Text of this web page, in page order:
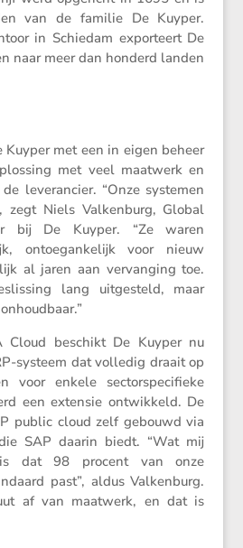
van de familie De Kuyper.
in Schiedam expor­teert De
naar meer dan honderd landen
Kuyper met een in eigen beheer
met veel maatwerk en
leveran­cier. “Onze systemen
zegt Niels Valken­burg, Global
bij De Kuyper. “Ze waren
ontoe­gan­ke­lijk voor nieuw
al jaren aan vervan­ging toe.
lang uitge­steld, maar
Cloud beschikt De Kuyper nu
systeem dat volledig draait op
voor enkele sector­spe­ci­fieke
een extensie ontwik­keld. De
public cloud zelf gebouwd via
SAP daarin biedt. “Wat mij
is dat 98 procent van onze
past”, aldus Valken­burg.
af van maatwerk, en dat is